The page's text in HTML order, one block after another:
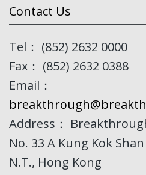
Contact Us
Tel： (852) 2632 0000
Fax： (852) 2632 0388
Email：
Address：
No. 33 A Kung Kok
N.T., Hong Kong